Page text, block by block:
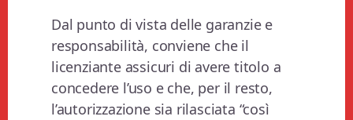
Dal punto di vista delle garanzie e
responsabilità, conviene che il
licenziante assicuri di avere titolo a
concedere l’uso e che, per il resto,
l’autorizzazione sia rilasciata “così